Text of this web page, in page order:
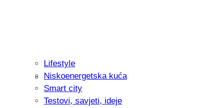
Recenzija: Philips All-in-One Trimmer
muškarcu
Lifestyle
Niskoenergetska kuća
Smart city
Testovi, savjeti, ideje